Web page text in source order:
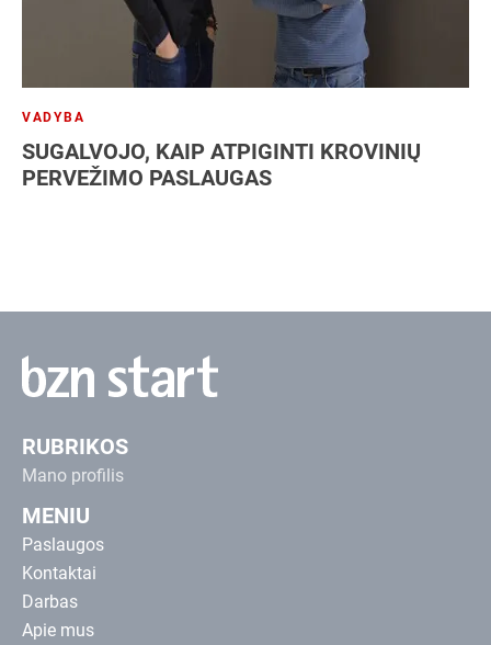
VADYBA
SUGALVOJO, KAIP ATPIGINTI KROVINIŲ
PERVEŽIMO PASLAUGAS
RUBRIKOS
Mano profilis
MENIU
Paslaugos
Kontaktai
Darbas
Apie mus